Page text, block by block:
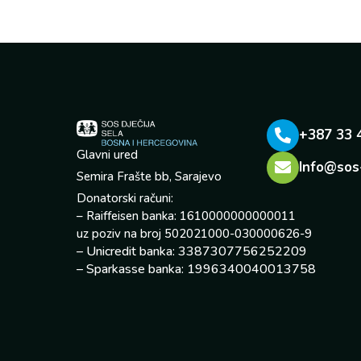
Glavni ured
Semira Frašte bb, Sarajevo
Donatorski računi:
– Raiffeisen banka: 1610000000000011
uz poziv na broj 502021000-030000626-9
– Unicredit banka: 3387307756252209
– Sparkasse banka: 1996340040013758
+387 33